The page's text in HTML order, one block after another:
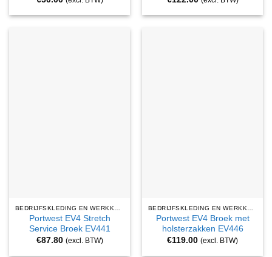
Portwest EV4 Stretch
Service Broek EV441
€87.80 (excl. BTW)
Portwest EV4 Broek met
holsterzakken EV446
€119.00 (excl. BTW)